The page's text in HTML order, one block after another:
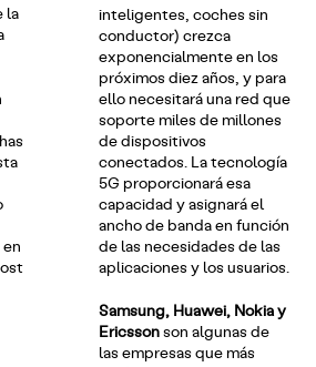
la
inteligentes, coches sin
conductor) crezca
exponencialmente en los
próximos diez años, y para
ello necesitará una red que
soporte miles de millones
de dispositivos
conectados. La tecnología
5G proporcionará esa
capacidad y asignará el
ancho de banda en función
de las necesidades de las
aplicaciones y los usuarios.
Samsung, Huawei, Nokia y
Ericssonson algunas de
las empresas que más